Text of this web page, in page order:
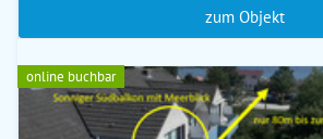
zum Objekt
online buchbar